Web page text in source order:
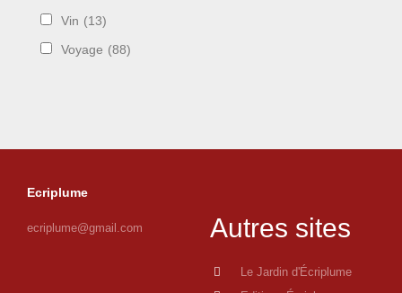
Vin (13)
Voyage (88)
Ecriplume
ecriplume@gmail.com Autres sites
Le Jardin d'Écriplume